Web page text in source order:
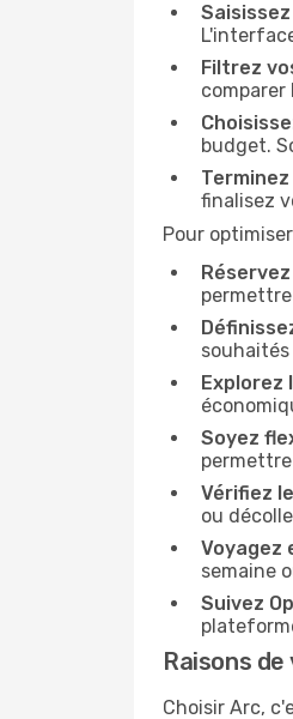
Filtrez
comparer
budget.
finalisez
Pour
Explorez
Soyez
Vérifiez
ou
Voyagez
semaine
Suivez
Raisons
Choisir Arc,